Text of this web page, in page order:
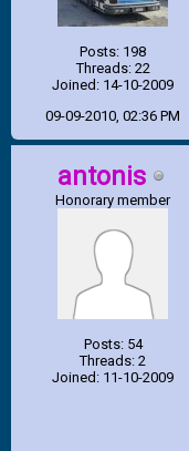
Posts: 198
Threads: 22
Joined: 14-10-2009
09-09-2010, 02:36 PM
antonis
Honorary member
Posts: 54
Threads: 2
Joined: 11-10-2009